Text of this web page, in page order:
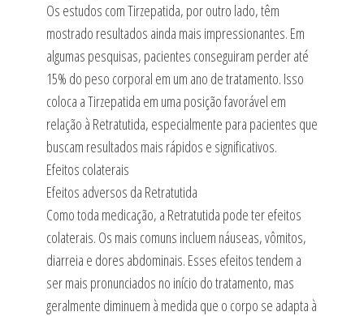
Os estudos com Tirzepatida, por outro lado, têm
mostrado resultados ainda mais impressionantes. Em
algumas pesquisas, pacientes conseguiram perder até
15% do peso corporal em um ano de tratamento. Isso
coloca a Tirzepatida em uma posição favorável em
relação à Retratutida, especialmente para pacientes que
buscam resultados mais rápidos e significativos.
Efeitos colaterais
Efeitos adversos da Retratutida
Como toda medicação, a Retratutida pode ter efeitos
colaterais. Os mais comuns incluem náuseas, vômitos,
diarreia e dores abdominais. Esses efeitos tendem a
ser mais pronunciados no início do tratamento, mas
geralmente diminuem à medida que o corpo se adapta à